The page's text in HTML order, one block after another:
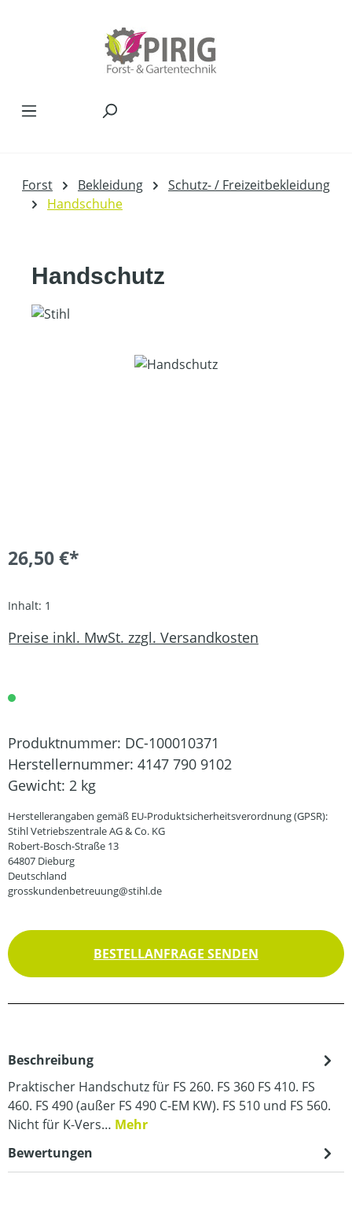
Forst Bekleidung
Schutz- / Freizeitbekleidung
Handschuhe
Handschutz
Bildergalerie überspringen
26,50 €*
Inhalt: 1
Preise inkl. MwSt. zzgl. Versandkosten
Produktnummer: DC-100010371
Herstellernummer: 4147 790 9102
Gewicht: 2 kg
Herstellerangaben gemäß EU-Produktsicherheitsverordnung (GPSR):
Stihl Vetriebszentrale AG & Co. KG
Robert-Bosch-Straße 13
64807 Dieburg
Deutschland
grosskundenbetreuung@stihl.de
BESTELLANFRAGE SENDEN
Beschreibung
Praktischer Handschutz für FS 260. FS 360 FS 410. FS
460. FS 490 (außer FS 490 C-EM KW). FS 510 und FS 560.
Nicht für K-Vers… Mehr
Bewertungen